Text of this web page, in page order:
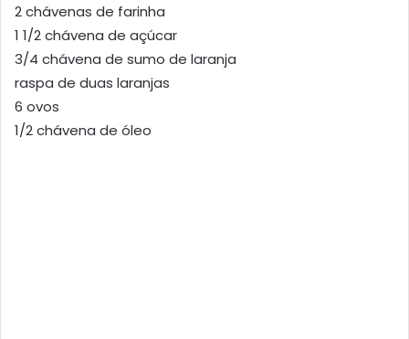
2 chávenas de farinha
1 1/2 chávena de açúcar
3/4 chávena de sumo de laranja
raspa de duas laranjas
6 ovos
1/2 chávena de óleo